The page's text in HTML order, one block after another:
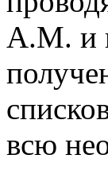
А.М. и
всю